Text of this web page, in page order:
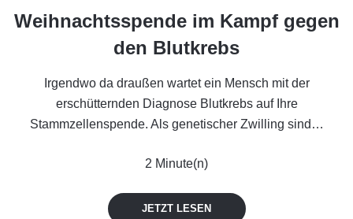
Weihnachts­spende im Kampf gegen
den Blutkrebs
Irgendwo da draußen wartet ein Mensch mit der
erschütternden Diagnose Blutkrebs auf Ihre
Stammzellenspende. Als genetischer Zwilling sind…
2 Minute(n)
JETZT LESEN